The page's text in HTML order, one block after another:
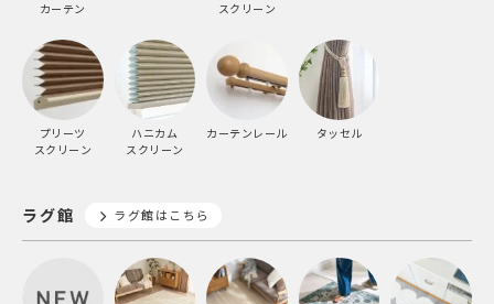
カーテン
スクリーン
プリーツ
スクリーン
ハニカム
スクリーン
カーテンレール タッセル
ラグ館 ラグ館はこちら